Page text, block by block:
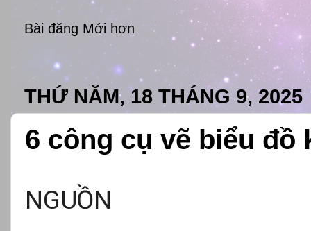
Bài đăng Mới hơn
THỨ NĂM, 18 THÁNG 9, 2025
6 công cụ vẽ biểu đồ
NGUỒN